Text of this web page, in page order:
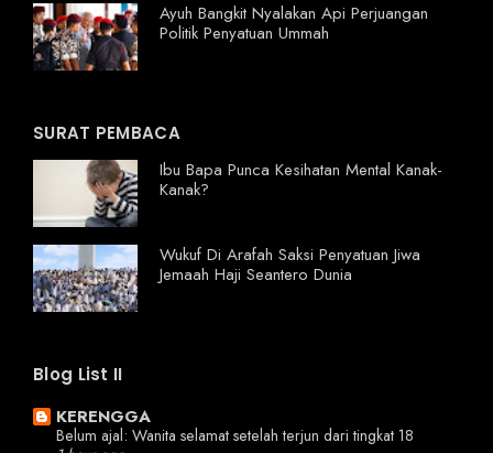
Ayuh Bangkit Nyalakan Api Perjuangan
Politik Penyatuan Ummah
SURAT PEMBACA
Ibu Bapa Punca Kesihatan Mental Kanak-
Kanak?
Wukuf Di Arafah Saksi Penyatuan Jiwa
Jemaah Haji Seantero Dunia
Blog List II
KERENGGA
Belum ajal: Wanita selamat setelah terjun dari tingkat 18